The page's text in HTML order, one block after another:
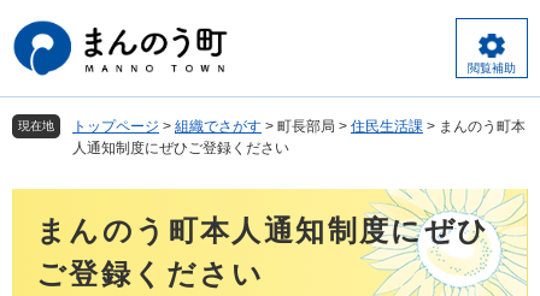
ー
ジ
先
頭
す
ニ
ュ
を
飛
し
閲覧補助
現在地 トップページ > 組織でさがす > 町長部局 > 住民生活課 > まんのう町本
人通知制度にぜひご登録ください
まんのう町本人通知制度にぜひ
ご登録ください